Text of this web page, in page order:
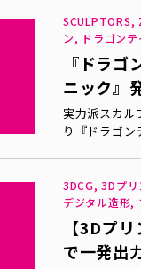
SCULPTORS,
ン, ドラゴン
『ドラ
ニック』
実力派スカル
り『ドラゴ
3DCG, 3Dプ
デジタル造形,
【3Dプ
で一発出